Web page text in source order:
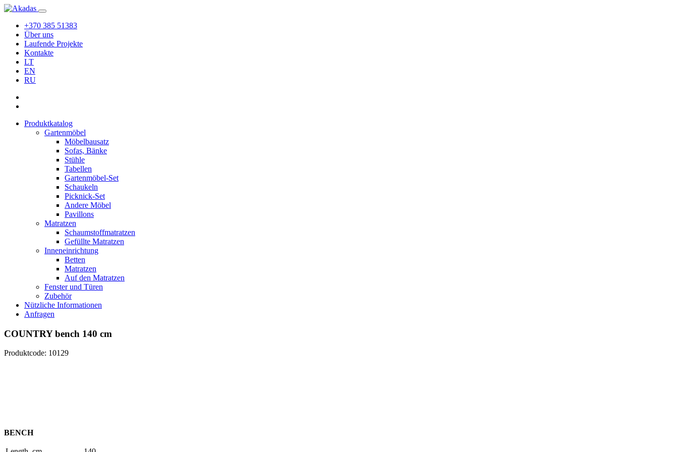
+370 385 51383
Über uns
Laufende Projekte
Kontakte
LT
EN
RU
Produktkatalog
Gartenmöbel
Möbelbausatz
Sofas, Bänke
Stühle
Tabellen
Gartenmöbel-Set
Schaukeln
Picknick-Set
Andere Möbel
Pavillons
Matratzen
Schaumstoffmatratzen
Gefüllte Matratzen
Inneneinrichtung
Betten
Matratzen
Auf den Matratzen
Fenster und Türen
Zubehör
Nützliche Informationen
Anfragen
COUNTRY bench 140 cm
Produktcode: 10129
BENCH